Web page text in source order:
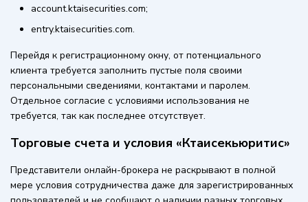
account.ktaisecurities.com;
entry.ktaisecurities.com.
Перейдя к регистрационному окну, от потенциального
клиента требуется заполнить пустые поля своими
персональными сведениями, контактами и паролем.
Отдельное согласие с условиями использования не
требуется, так как последнее отсутствует.
Торговые счета и условия «Ктаисекьюритис»
Представители онлайн-брокера не раскрывают в полной
мере условия сотрудничества даже для зарегистрированных